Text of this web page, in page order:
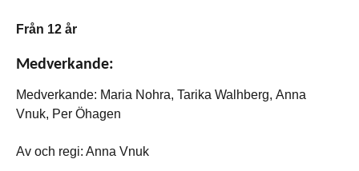
Från 12 år
Medverkande:
Medverkande: Maria Nohra, Tarika Walhberg, Anna
Vnuk, Per Öhagen
Av och regi: Anna Vnuk